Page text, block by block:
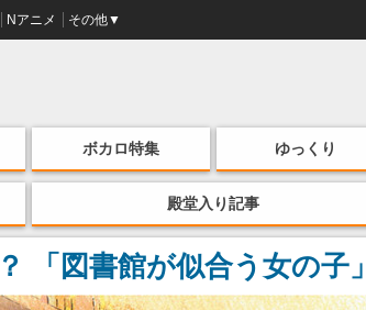
Nアニメ その他▼
ボカロ特集 ゆっくり
殿堂入り記事
「図書館が似合う女の子